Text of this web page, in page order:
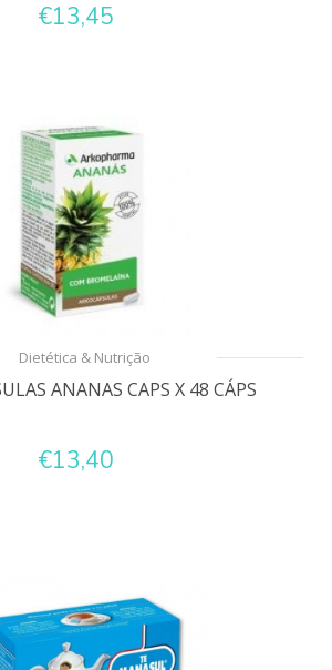
€13,45
Dietética & Nutrição
ANANAS CAPS X 48 CÁPS
€13,40